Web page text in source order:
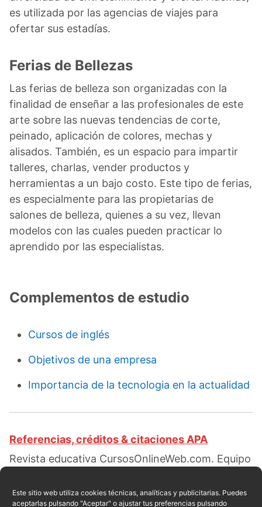
Este sitio web utiliza cookies técnicas, analíticas y publicitarias. Puedes
aceptarlas pulsando "Aceptar" o ajustar tus preferencias pulsando
es utilizada por las agencias de viajes para
ofertar sus estadías.
Ferias de Bellezas
Las ferias de belleza son organizadas con la
finalidad de enseñar a las profesionales de este
arte sobre las nuevas tendencias de corte,
peinado, aplicación de colores, mechas y
alisados. También, es un espacio para impartir
talleres, charlas, vender productos y
herramientas a un bajo costo. Este tipo de ferias,
es especialmente para las propietarias de
salones de belleza, quienes a su vez, llevan
modelos con las cuales pueden practicar lo
aprendido por las especialistas.
Complementos de estudio
Cursos de inglés
Objetivos de una empresa
Importancia de la tecnologia en la actualidad
Referencias, créditos & citaciones APA
Revista educativa CursosOnlineWeb.com. Equipo
ferias que hay. Escrito por:Raul E. Encarnación.